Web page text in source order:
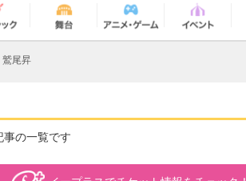
鷲尾昇
の一覧です